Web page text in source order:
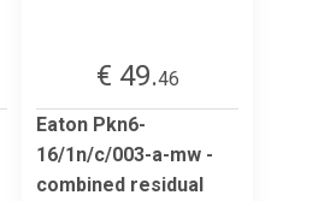
€ 49.46
Eaton Pkn6-
16/1n/c/003-a-mw -
combined residual